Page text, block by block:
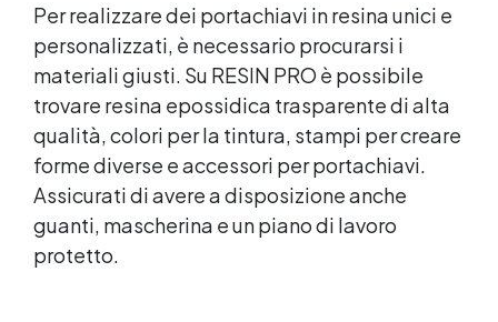
Per realizzare dei portachiavi in resina unici e
personalizzati, è necessario procurarsi i
materiali giusti. Su RESIN PRO è possibile
trovare resina epossidica trasparente di alta
qualità, colori per la tintura, stampi per creare
forme diverse e accessori per portachiavi.
Assicurati di avere a disposizione anche
guanti, mascherina e un piano di lavoro
protetto.